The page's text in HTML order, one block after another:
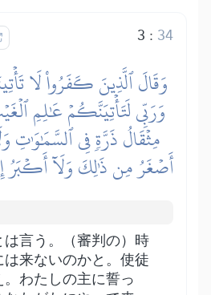
3 : 34
وَقَالَ ٱلَّذِينَ كَفَرُواْ لَا
وَرَبِّي لَتَأۡتِيَنَّكُمۡ عَٰلِمِ
مِثۡقَالُ ذَرَّةٖ فِي ٱلسَّمَٰوَٰتِ
أَصۡغَرُ مِن ذَٰلِكَ وَلَآ أَكۡبَرُ
言う。（審判の）時
来ないのかと。使徒
わたしの主に誓っ